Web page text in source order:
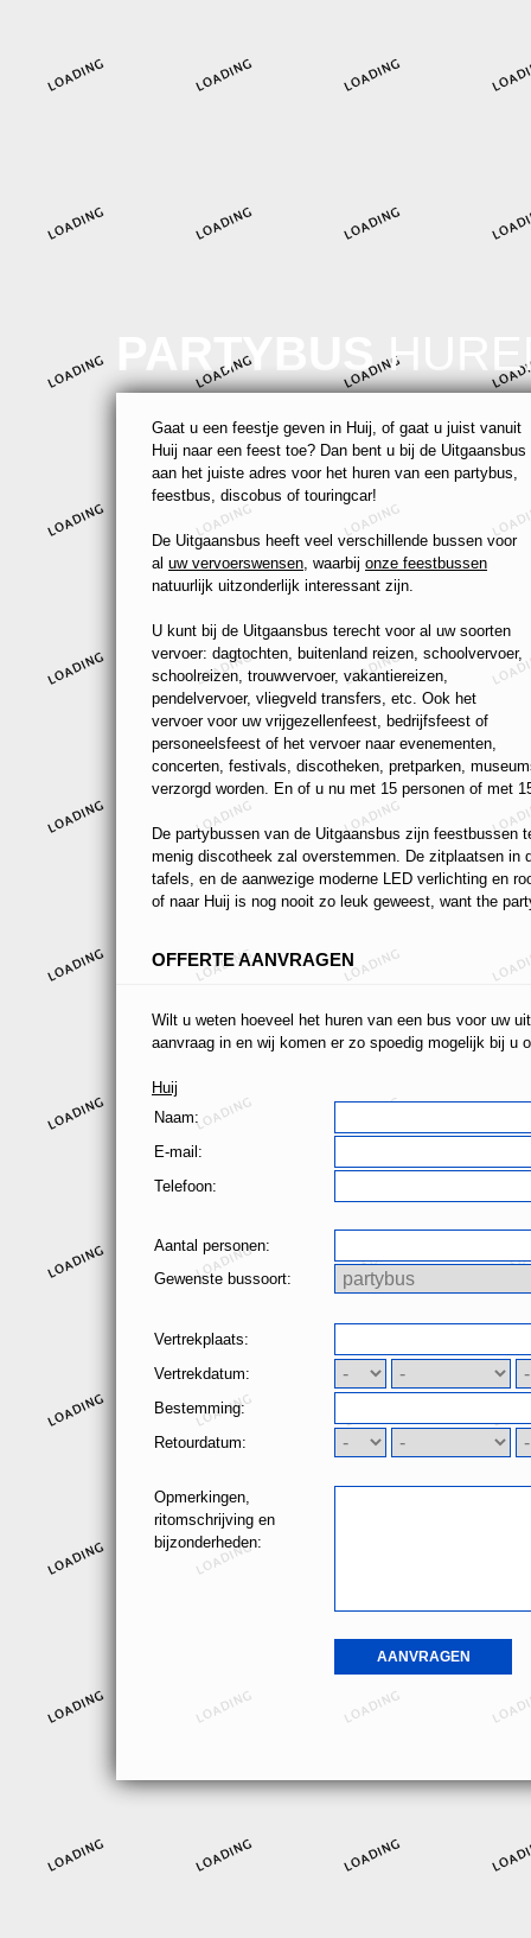
PARTYBUS
Gaat u een feestje geven in Huij, of gaat u juist vanuit
Huij naar een feest toe? Dan bent u bij de Uitgaansbus
aan het juiste adres voor het huren van een partybus,
feestbus, discobus of touringcar!
De Uitgaansbus heeft veel verschillende bussen voor
al uw vervoerswensen, waarbij onze feestbussen
natuurlijk uitzonderlijk interessant zijn.
U kunt bij de Uitgaansbus terecht voor al uw soorten
vervoer: dagtochten, buitenland reizen, schoolvervoer,
schoolreizen, trouwvervoer, vakantiereizen,
pendelvervoer, vliegveld transfers, etc. Ook het
vervoer voor uw vrijgezellenfeest, bedrijfsfeest of
personeelsfeest of het vervoer naar evenementen,
concerten, festivals, discotheken, pretparken,
verzorgd worden. En of u nu met 15 personen of met
De partybussen van de Uitgaansbus zijn feestbussen
menig discotheek zal overstemmen. De zitplaatsen
tafels, en de aanwezige moderne LED verlichting en
of naar Huij is nog nooit zo leuk geweest, want the
OFFERTE AANVRAGEN
Wilt u weten hoeveel het huren van een bus voor uw
aanvraag in en wij komen er zo spoedig mogelijk bij u
Huij
Naam:
E-mail:
Telefoon:
Aantal personen:
Gewenste bussoort:
Vertrekplaats:
Vertrekdatum:
Bestemming:
Retourdatum:
Opmerkingen,
ritomschrijving en
bijzonderheden: